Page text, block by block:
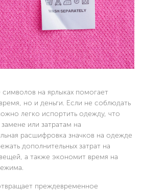
на ярлыках помогает
но и деньги. Если не соблюдать
легко испортить одежду, что
или затратам на
расшифровка значков на одежде
дополнительных затрат на
а также экономит время на
преждевременное